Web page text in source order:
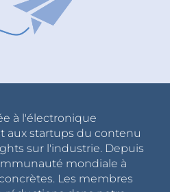
à l'électronique
aux startups du contenu
sur l'industrie. Depuis
mondiale à
Les membres